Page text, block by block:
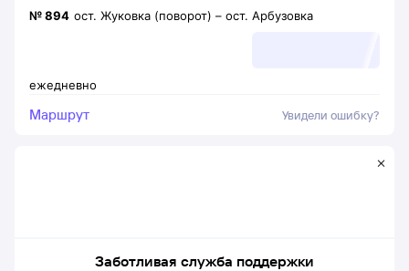
ежедневно
№894 ост. Жуковка (поворот) – ост. Арбузовка
Маршрут Увидели ошибку?
Заботливая служба поддержки